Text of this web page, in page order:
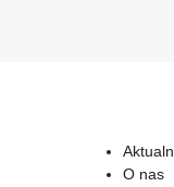
O nas